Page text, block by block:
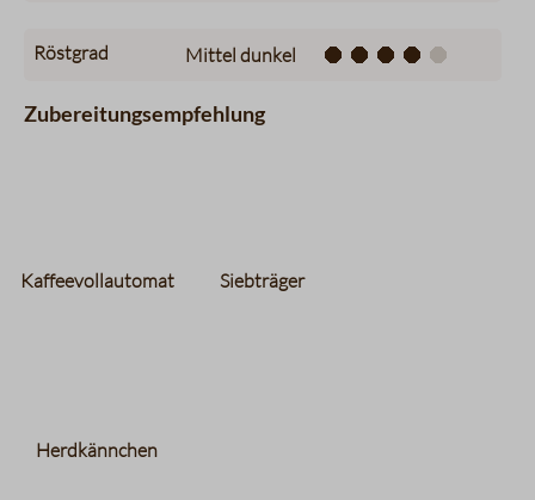
Röstgrad Mittel dunkel
Zubereitungsempfehlung
Kaffeevollautomat Siebträger
Herdkännchen